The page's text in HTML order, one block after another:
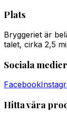
Plats
Bryggeriet är
talet, cirka 2,5
Sociala medier
Facebook
Hitta våra